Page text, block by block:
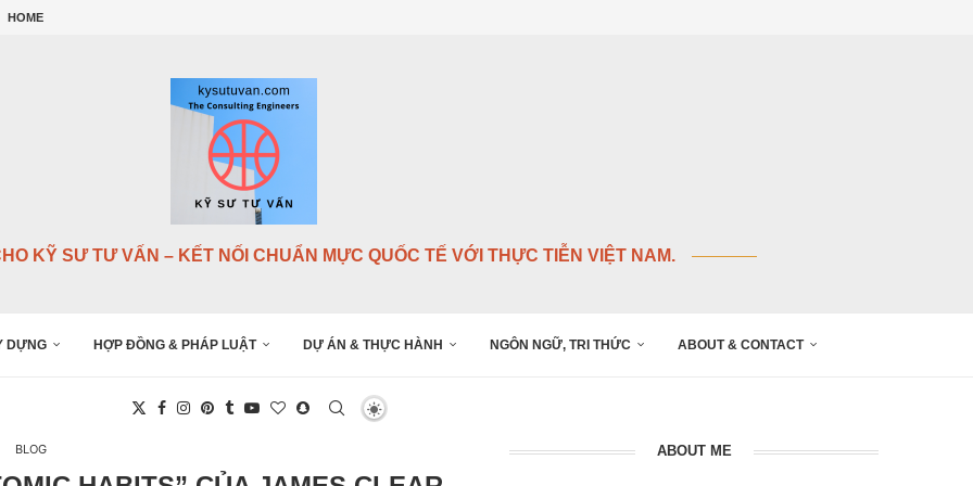
DỰNG QUỐC...
HOME
KỸ SƯ TƯ VẤN – KẾT NỐI CHUẨN MỰC QUỐC TẾ VỚI THỰC TIỄN VIỆT NAM.
DỰNG HỢP ĐỒNG & PHÁP LUẬT DỰ ÁN & THỰC HÀNH NGÔN NGỮ, TRI THỨC ABOUT & CONTACT
BLOG ABOUT ME